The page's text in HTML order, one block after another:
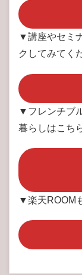
▼講座やセミ
クしてみてく
▼フレンチブ
暮らしはこち
▼楽天ROOM